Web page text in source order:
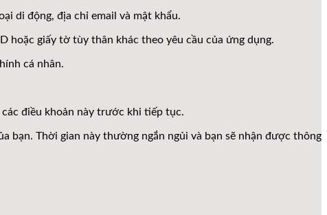
di động, địa chỉ email và mật khẩu.
hoặc giấy tờ tùy thân khác theo yêu cầu của ứng dụng.
cá nhân.
các điều khoản này trước khi tiếp tục.
bạn. Thời gian này thường ngắn ngủi và bạn sẽ nhận được thông